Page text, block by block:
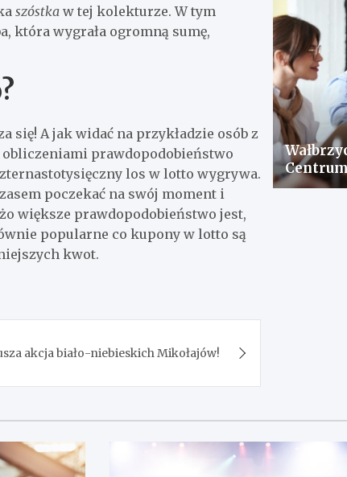
szóstka w tej kolekturze. W tym
która wygrała ogromną sumę,
A jak widać na przykładzie osób z
obliczeniami prawdopodobieństwo
los w lotto wygrywa.
poczekać na swój moment i
większe prawdopodobieństwo jest,
popularne co kupony w lotto są
kwot.
akcja biało-niebieskich Mikołajów!